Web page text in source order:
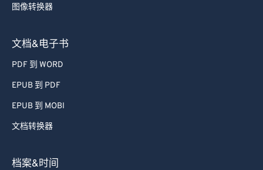
图像转换器
文档&电子书
PDF 到 WORD
EPUB 到 PDF
EPUB 到 MOBI
文档转换器
档案&时间